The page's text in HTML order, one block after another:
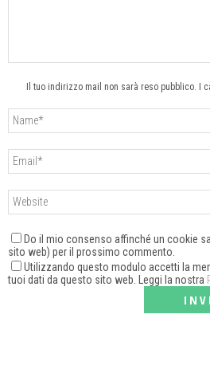
Il tuo indirizzo mail non sarà reso pubblico. I
Do il mio consenso affinché un cookie
sito web) per il prossimo commento.
Utilizzando questo modulo accetti la
tuoi dati da questo sito web. Leggi la nostra